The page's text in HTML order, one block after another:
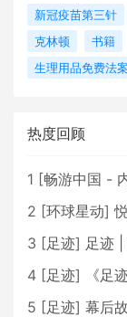
新冠疫苗第三针
克林顿
书籍
生理用品免费法案
热度回顾
1 [畅游中国 -
2 [环球星动]
3 [足迹] 足迹
4 [足迹]
《足
5 [足迹] 幕后